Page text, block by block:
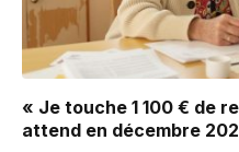
« Je touche 1 100 € de
attend en décembre